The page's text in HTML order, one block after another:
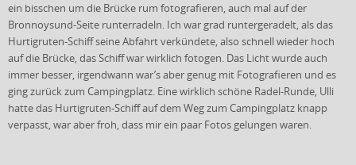
ein bisschen um die Brücke rum fotografieren, auch mal auf der
Bronnoysund-Seite runterradeln. Ich war grad runtergeradelt, als das
Hurtigruten-Schiff seine Abfahrt verkündete, also schnell wieder hoch
auf die Brücke, das Schiff war wirklich fotogen. Das Licht wurde auch
immer besser, irgendwann war’s aber genug mit Fotografieren und es
ging zurück zum Campingplatz. Eine wirklich schöne Radel-Runde, Ulli
hatte das Hurtigruten-Schiff auf dem Weg zum Campingplatz knapp
verpasst, war aber froh, dass mir ein paar Fotos gelungen waren.